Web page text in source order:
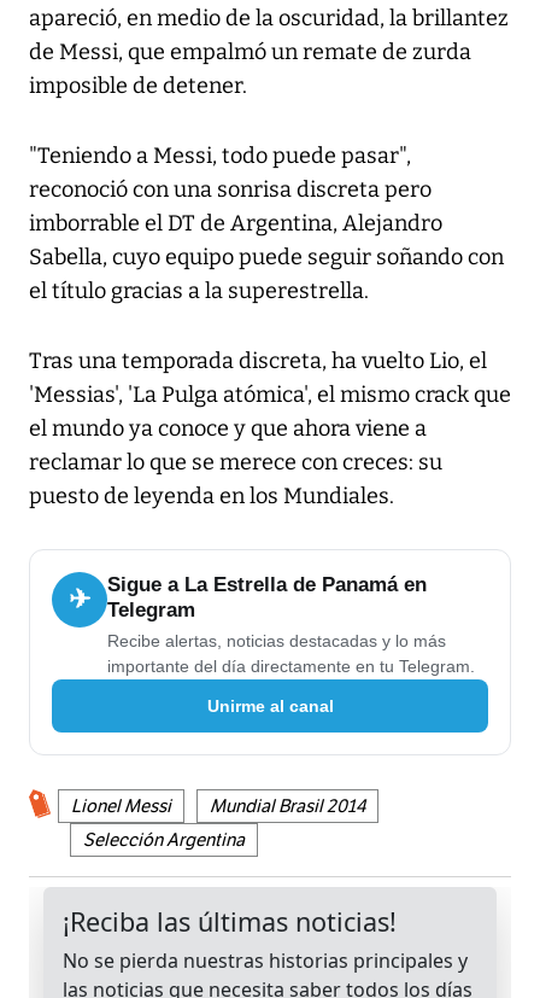
apareció, en medio de la oscuridad, la brillantez
de Messi, que empalmó un remate de zurda
imposible de detener.
"Teniendo a Messi, todo puede pasar",
reconoció con una sonrisa discreta pero
imborrable el DT de Argentina, Alejandro
Sabella, cuyo equipo puede seguir soñando con
el título gracias a la superestrella.
Tras una temporada discreta, ha vuelto Lio, el
'Messias', 'La Pulga atómica', el mismo crack que
el mundo ya conoce y que ahora viene a
reclamar lo que se merece con creces: su
puesto de leyenda en los Mundiales.
✈
Sigue a La Estrella de Panamá en
Telegram
Recibe alertas, noticias destacadas y lo más
importante del día directamente en tu Telegram.
Unirme al canal
Lionel Messi
Mundial Brasil 2014
Selección Argentina